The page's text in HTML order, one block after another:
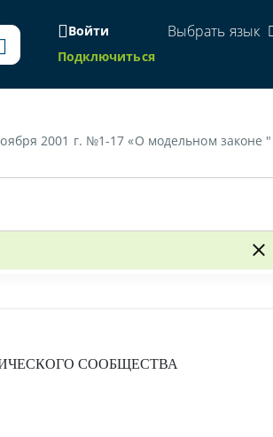
Войти
Подключиться
Выбрать язык
ратификации и денонсации международных договоров"»
СООБЩЕСТВА